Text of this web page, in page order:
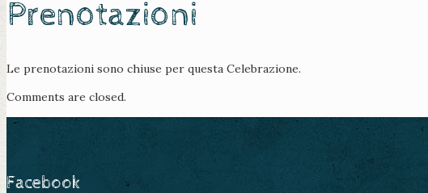
Prenotazioni
Le prenotazioni sono chiuse per questa Celebrazione.
Comments are closed.
Facebook